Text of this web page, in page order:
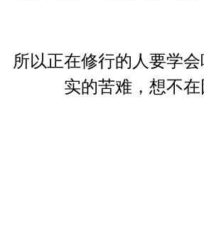
所以正在修行的人要学
实的苦难，想不